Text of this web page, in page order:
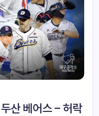
산 베어스 – 허락